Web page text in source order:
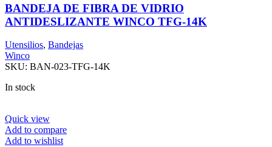
BANDEJA DE FIBRA DE VIDRIO
ANTIDESLIZANTE WINCO TFG-14K
Utensilios, Bandejas
Winco
SKU: BAN-023-TFG-14K
In stock
Quick view
Add to compare
Add to wishlist